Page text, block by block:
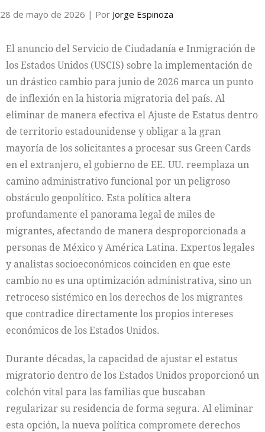
28 de mayo de 2026 | Por Jorge Espinoza
El anuncio del Servicio de Ciudadanía e Inmigración de
los Estados Unidos (USCIS) sobre la implementación de
un drástico cambio para junio de 2026 marca un punto
de inflexión en la historia migratoria del país. Al
eliminar de manera efectiva el Ajuste de Estatus dentro
de territorio estadounidense y obligar a la gran
mayoría de los solicitantes a procesar sus Green Cards
en el extranjero, el gobierno de EE. UU. reemplaza un
camino administrativo funcional por un peligroso
obstáculo geopolítico. Esta política altera
profundamente el panorama legal de miles de
migrantes, afectando de manera desproporcionada a
personas de México y América Latina. Expertos legales
y analistas socioeconómicos coinciden en que este
cambio no es una optimización administrativa, sino un
retroceso sistémico en los derechos de los migrantes
que contradice directamente los propios intereses
económicos de los Estados Unidos.
Durante décadas, la capacidad de ajustar el estatus
migratorio dentro de los Estados Unidos proporcionó un
colchón vital para las familias que buscaban
regularizar su residencia de forma segura. Al eliminar
esta opción, la nueva política compromete derechos